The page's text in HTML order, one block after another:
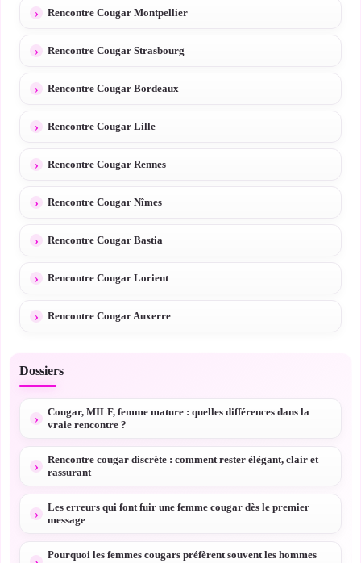
Rencontre Cougar Montpellier
Rencontre Cougar Strasbourg
Rencontre Cougar Bordeaux
Rencontre Cougar Lille
Rencontre Cougar Rennes
Rencontre Cougar Nîmes
Rencontre Cougar Bastia
Rencontre Cougar Lorient
Rencontre Cougar Auxerre
Dossiers
Cougar, MILF, femme mature : quelles différences dans la
vraie rencontre ?
Rencontre cougar discrète : comment rester élégant, clair et
rassurant
Les erreurs qui font fuir une femme cougar dès le premier
message
Pourquoi les femmes cougars préfèrent souvent les hommes